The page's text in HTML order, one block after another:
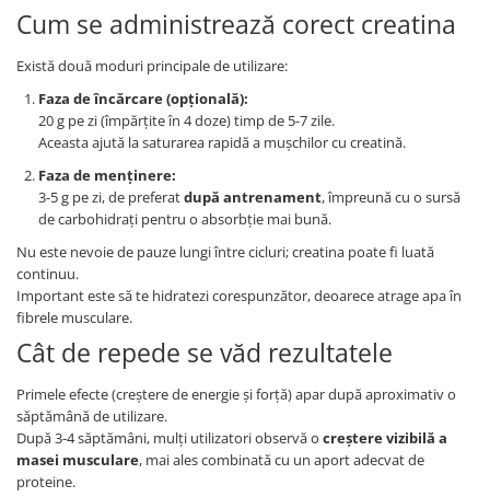
Cum se administrează corect creatina
Există două moduri principale de utilizare:
Faza de încărcare (opțională):
20 g pe zi (împărțite în 4 doze) timp de 5-7 zile.
Aceasta ajută la saturarea rapidă a mușchilor cu creatină.
Faza de menținere:
3-5 g pe zi, de preferatdupă antrenament, împreună cu o sursă
de carbohidrați pentru o absorbție mai bună.
Nu este nevoie de pauze lungi între cicluri; creatina poate fi luată
continuu.
Important este să te hidratezi corespunzător, deoarece atrage apa în
fibrele musculare.
Cât de repede se văd rezultatele
Primele efecte (creștere de energie și forță) apar după aproximativ o
săptămână de utilizare.
După 3-4 săptămâni, mulți utilizatori observă o creștere vizibilă a
masei musculare, mai ales combinată cu un aport adecvat de
proteine.